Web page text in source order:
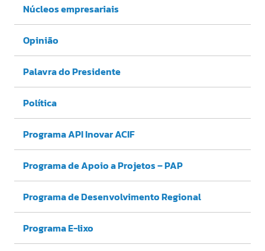
Núcleos empresariais
Opinião
Palavra do Presidente
Política
Programa API Inovar ACIF
Programa de Apoio a Projetos – PAP
Programa de Desenvolvimento Regional
Programa E-lixo